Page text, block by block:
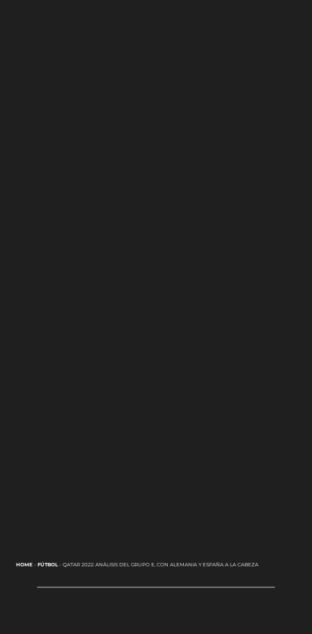
HOME- FÚTBOL- QATAR 2022: ANÁLISIS DEL GRUPO E, CON ALEMANIA Y ESPAÑA A LA CABEZA